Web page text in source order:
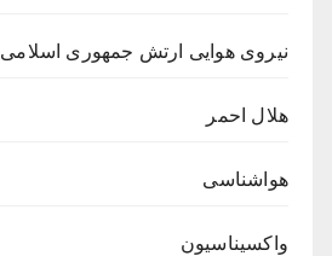
نیروی هوایی ارتش جمهوری اسلامی
هلال احمر
هواشناسی
واکسیناسیون